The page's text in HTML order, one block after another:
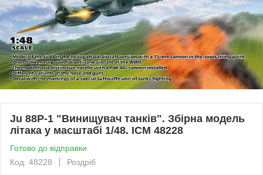
Ju 88P-1 "Винищувач танків". Збірна модель
літака у масштабі 1/48. ICM 48228
Готово до відправки
Код: 48228
Роздріб